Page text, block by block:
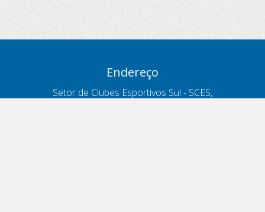
Endereço
Setor de Clubes Esportivos Sul - SCES,